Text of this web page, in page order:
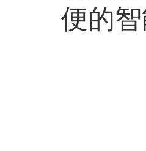
便的智